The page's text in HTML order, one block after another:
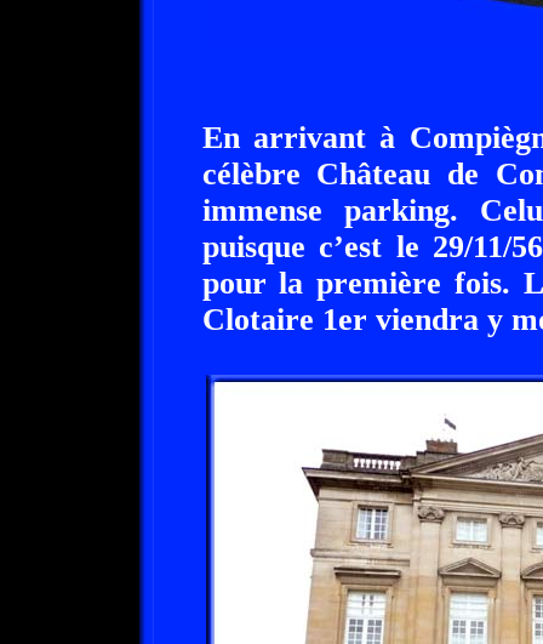
En arrivant à
célèbre Château de
immense parking.
puisque c’est le 29/11/
pour la première fois.
Clotaire 1er viendra y